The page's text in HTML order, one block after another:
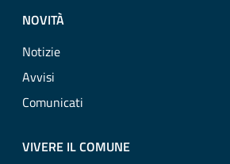
NOVITÀ
Notizie
Avvisi
Comunicati
VIVERE IL COMUNE